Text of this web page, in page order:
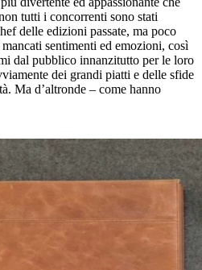
tutti i concorrenti sono stati
delle edizioni passate, ma poco
sentimenti ed emozioni, così
dal pubblico innanzitutto per le loro
dei grandi piatti e delle sfide
Ma d’altronde – come hanno